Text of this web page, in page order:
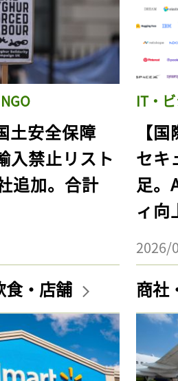
土安全保障
入禁止リスト
追加。合計
IT・
【
セキ
足。
ィ向
2026/
食・店舗 商社